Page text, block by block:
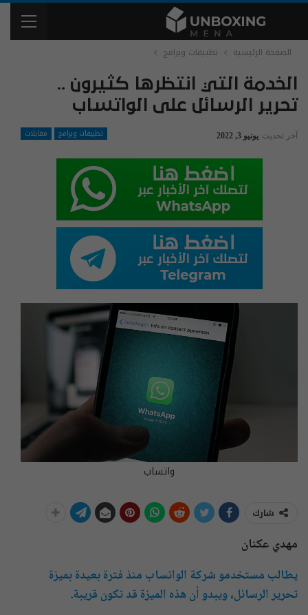
الصفحة الرئيسية تطبيقات وبرامج
الخدمة التي انتظرها كثيرون ..
تحرير الرسائل على الواتساب
تطبيقات وبرامج مقابلات آخر تحديث يونيو 3, 2022
واتساب
شارك
مهدي عكنان
يطالب مستخدمو شركة الواتساب منذ فترة بعيدة بميزة
تحرير الرسائل، ويبدو أن هذه الميزة قد تكون قريبة.